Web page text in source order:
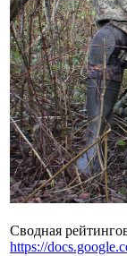
Сводная
https://